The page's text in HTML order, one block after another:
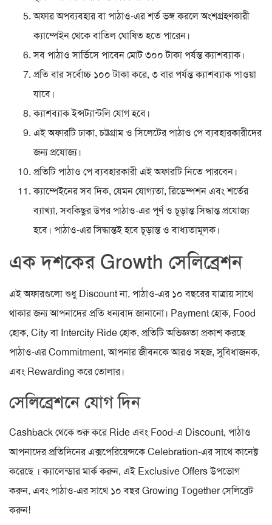
অফার অপব্যবহার বা পাঠাও-এর শর্ত ভঙ্গ করলে অংশগ্রহণকারী
ক্যাম্পেইন থেকে বাতিল ঘোষিত হতে পারেন।
সব পাঠাও সার্ভিসে পাবেন মোট ৩০০ টাকা পর্যন্ত ক্যাশব্যাক।
প্রতি বার সর্বোচ্চ ১০০ টাকা করে, ৩ বার পর্যন্ত ক্যাশব্যাক পাওয়া
যাবে।
ক্যাশব্যাক ইন্সট্যান্টলি যোগ হবে।
এই অফারটি ঢাকা, চট্টগ্রাম ও সিলেটের পাঠাও পে ব্যবহারকারীদের
জন্য প্রযোজ্য।
প্রতিটি পাঠাও পে ব্যবহারকারী এই অফারটি নিতে পারবেন।
ক্যাম্পেইনের সব দিক, যেমন যোগ্যতা, রিডেম্পশন এবং শর্তের
ব্যাখ্যা, সবকিছুর উপর পাঠাও-এর পূর্ণ ও চূড়ান্ত সিদ্ধান্ত প্রযোজ্য
হবে। পাঠাও-এর সিদ্ধান্তই হবে চূড়ান্ত ও বাধ্যতামূলক।
এক দশকের Growth সেলিব্রেশন
এই অফারগুলো শুধু Discount না, পাঠাও-এর ১০ বছরের যাত্রায় সাথে
থাকার জন্য আপনাদের প্রতি ধন্যবাদ জানানো। Payment হোক, Food
হোক, City বা Intercity Ride হোক, প্রতিটি অভিজ্ঞতা প্রকাশ করছে
পাঠাও-এর Commitment, আপনার জীবনকে আরও সহজ, সুবিধাজনক,
এবং Rewarding করে তোলার।
সেলিব্রেশনে যোগ দিন
Cashback থেকে শুরু করে Ride এবং Food-এ Discount, পাঠাও
আপনাদের প্রতিদিনের এক্সপেরিয়েন্সকে Celebration-এর সাথে কানেক্ট
করেছে । ক্যালেন্ডার মার্ক করুন, এই Exclusive Offers উপভোগ
করুন, এবং পাঠাও-এর সাথে ১০ বছর Growing Together সেলিব্রেট
করুন!